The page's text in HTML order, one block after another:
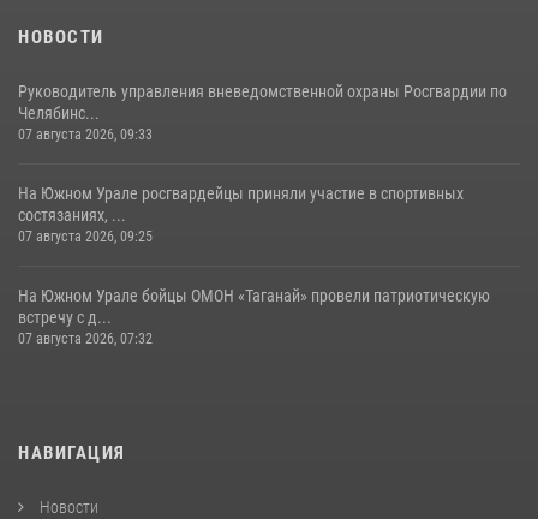
НОВОСТИ
Руководитель управления вневедомственной охраны Росгвардии по
Челябинс...
07 августа 2026, 09:33
На Южном Урале росгвардейцы приняли участие в спортивных
состязаниях, ...
07 августа 2026, 09:25
На Южном Урале бойцы ОМОН «Таганай» провели патриотическую
встречу с д...
07 августа 2026, 07:32
НАВИГАЦИЯ
Новости